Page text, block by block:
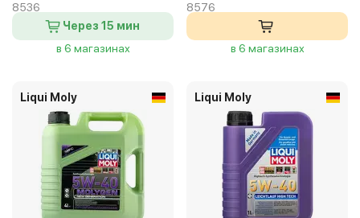
8536
Через 15 мин
в 6 магазинах
8576
в 6 магазинах
Liqui Moly Liqui Moly